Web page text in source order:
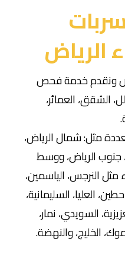
الرياض
ونقدم خدمة فحص
الشقق، العمائر،
مثل: شمال الرياض،
جنوب الرياض، ووسط
مثل النرجس، الياسمين،
العليا، السليمانية،
السويدي، نمار،
الخليج، والنهضة.